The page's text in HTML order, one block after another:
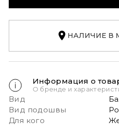
НАЛИЧИЕ В
Информация о
О бренде и
Вид
Вид подошвы
Для кого